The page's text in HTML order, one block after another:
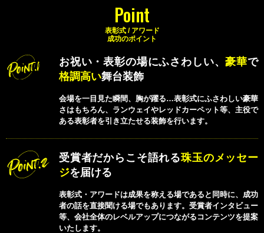
表彰式 / アワード
成功のポイント
Point
お祝い・表彰の場にふさわしい、豪華で
格調高い舞台装飾
会場を一目見た瞬間、胸が躍る…表彰式にふさわしい豪華
さはもちろん、ランウェイやレッドカーペット等、主役で
ある表彰者を引き立たせる装飾を行います。
受賞者だからこそ語れる珠玉のメッセー
ジを届ける
表彰式・アワードは成果を称える場であると同時に、成功
者の話を直接聞ける場でもあります。受賞者インタビュー
等、会社全体のレベルアップにつながるコンテンツを提案
いたします。